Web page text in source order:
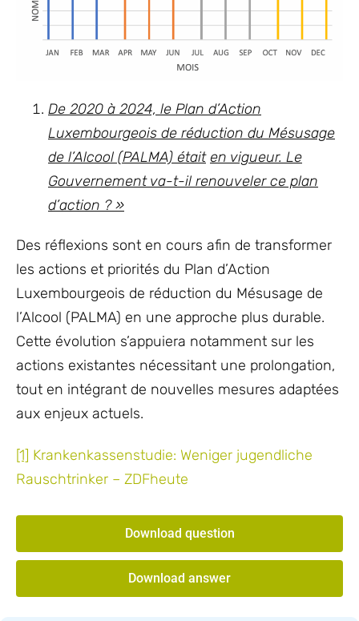
De 2020 à 2024, le Plan d’Action
Luxembourgeois de réduction du Mésusage
de l’Alcool (PALMA) était en vigueur. Le
Gouvernement va-t-il renouveler ce plan
d’action ? »
Des réflexions sont en cours afin de transformer
les actions et priorités du Plan d’Action
Luxembourgeois de réduction du Mésusage de
l’Alcool (PALMA) en une approche plus durable.
Cette évolution s’appuiera notamment sur les
actions existantes nécessitant une prolongation,
tout en intégrant de nouvelles mesures adaptées
aux enjeux actuels.
[1] Krankenkassenstudie: Weniger jugendliche
Rauschtrinker – ZDFheute
Download question
Download answer